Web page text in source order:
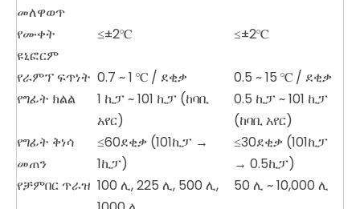
መለዋወጥ
የሙቀት
ዩኒፎርም
≤±2℃ ≤±2℃
የራምፕ ፍጥነት 0.7 ~ 1 ℃ / ደቂቃ
0.5 ~ 15 ℃ / ደቂቃ
የግፊት ክልል
1 ኪፓ ~ 101 ኪፓ (ከባቢ
አየር)
0.5 ኪፓ ~ 101 ኪፓ
(ከባቢ አየር)
የግፊት ቅነሳ
መጠን
≤60ደቂቃ (101ኪፓ →
1ኪፓ)
≤30ደቂቃ (101ኪፓ
→ 0.5ኪፓ)
የቻምበር ጥራዝ 100 ሊ, 225 ሊ, 500 ሊ,
50 ሊ ~ 10,000 ሊ